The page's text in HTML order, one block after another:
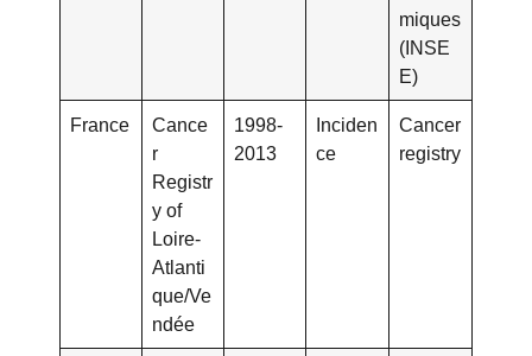
miques
(INSE
E)
France
Cance
r
Registr
y of
Loire-
Atlanti
que/Ve
ndée
1998-
2013
Inciden
ce
Cancer
registry